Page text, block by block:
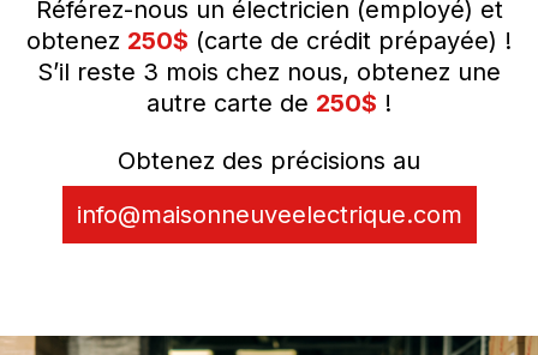
Référez-nous un électricien (employé) et
obtenez 250$ (carte de crédit prépayée) !
S’il reste 3 mois chez nous, obtenez une
autre carte de 250$ !
Obtenez des précisions au
info@maisonneuveelectrique.com